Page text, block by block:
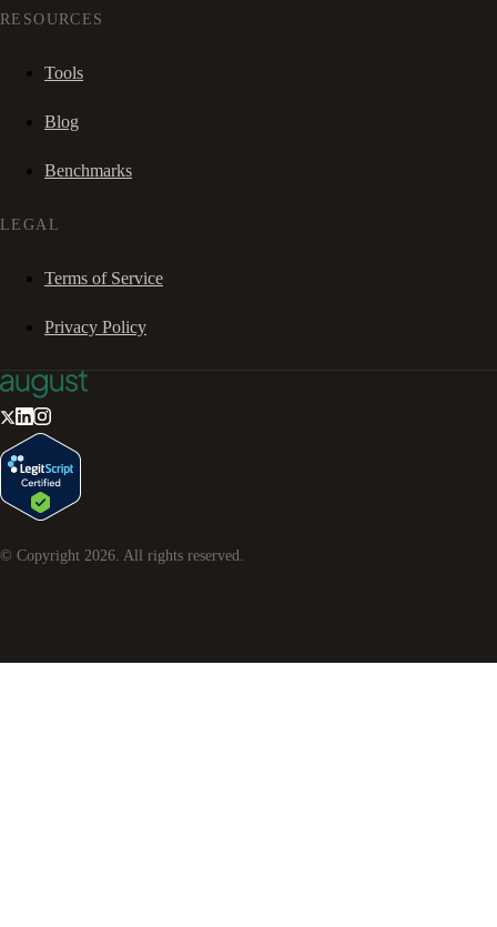
RESOURCES
Tools
Blog
Benchmarks
LEGAL
Terms of Service
Privacy Policy
© Copyright 2026 . All rights reserved.